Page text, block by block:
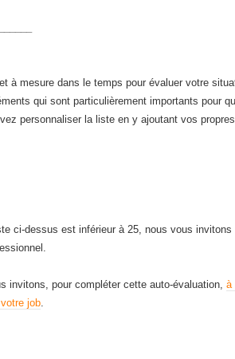
à mesure dans le temps pour évaluer votre
qui sont particulièrement importants pour
personnaliser la liste en y ajoutant vos
ci-dessus est inférieur à 25, nous vous invitons
invitons, pour compléter cette auto-évaluation, à
job.